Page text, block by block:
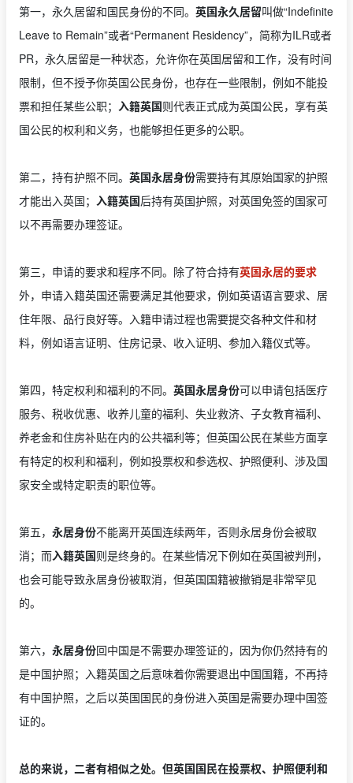
第一，永久居留和国民身份的不同。 英国永久居留叫做“Indefinite
Leave to Remain”或者“Permanent Residency”，简称为ILR或者
PR，永久居留是一种状态，允许你在英国居留和工作，没有时间
限制，但不授予你英国公民身份，也存在一些限制，例如不能投
票和担任某些公职； 入籍英国则代表正式成为英国公民，享有英
国公民的权利和义务，也能够担任更多的公职。
第二，持有护照不同。 英国永居身份需要持有其原始国家的护照
才能出入英国； 入籍英国后持有英国护照，对英国免签的国家可
以不再需要办理签证。
第三，申请的要求和程序不同。除了符合持有英国永居的要求
外，申请入籍英国还需要满足其他要求，例如英语语言要求、居
住年限、品行良好等。入籍申请过程也需要提交各种文件和材
料，例如语言证明、住房记录、收入证明、参加入籍仪式等。
第四，特定权利和福利的不同。 英国永居身份可以申请包括医疗
服务、税收优惠、收养儿童的福利、失业救济、子女教育福利、
养老金和住房补贴在内的公共福利等；但英国公民在某些方面享
有特定的权利和福利，例如投票权和参选权、护照便利、涉及国
家安全或特定职责的职位等。
第五， 永居身份不能离开英国连续两年，否则永居身份会被取
消；而入籍英国则是终身的。在某些情况下例如在英国被判刑，
也会可能导致永居身份被取消，但英国国籍被撤销是非常罕见
的。
第六， 永居身份回中国是不需要办理签证的，因为你仍然持有的
是中国护照；入籍英国之后意味着你需要退出中国国籍，不再持
有中国护照，之后以英国国民的身份进入英国是需要办理中国签
证的。
总的来说，二者有相似之处。但英国国民在投票权、护照便利和